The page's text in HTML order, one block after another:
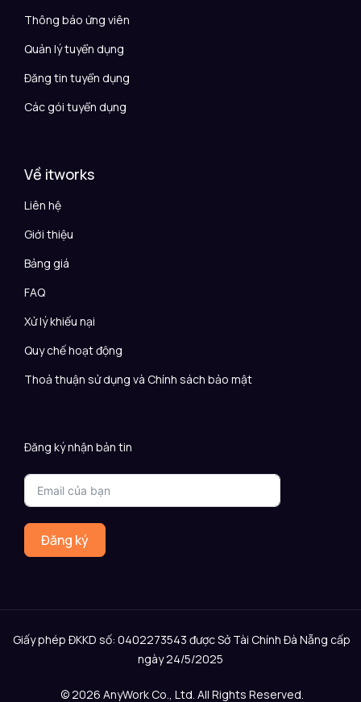
Thông báo ứng viên
Quản lý tuyển dụng
Đăng tin tuyển dụng
Các gói tuyển dụng
Về itworks
Liên hệ
Giới thiệu
Bảng giá
FAQ
Xử lý khiếu nại
Quy chế hoạt động
Thoả thuận sử dụng và Chính sách bảo mật
Đăng ký nhận bản tin
Đăng ký
Giấy phép ĐKKD số: 0402273543 được Sở Tài Chính Đà Nẵng cấp
ngày 24/5/2025
© 2026 AnyWork Co., Ltd. All Rights Reserved.